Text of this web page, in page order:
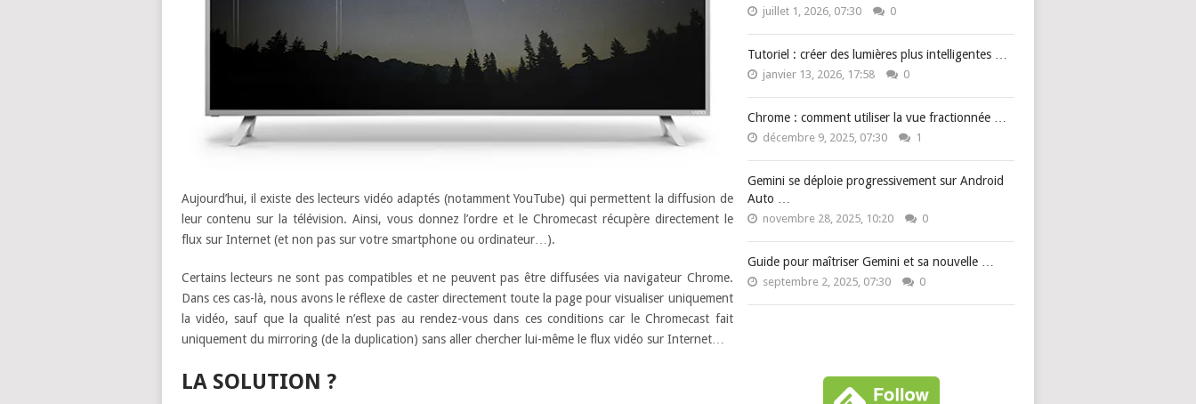
Aujourd’hui, il existe des lecteurs vidéo adaptés (notamment YouTube) qui permettent la diffusion de
leur contenu sur la télévision. Ainsi, vous donnez l’ordre et le Chromecast récupère directement le
flux sur Internet (et non pas sur votre smartphone ou ordinateur…).
Certains lecteurs ne sont pas compatibles et ne peuvent pas être diffusées via navigateur Chrome.
Dans ces cas-là, nous avons le réflexe de caster directement toute la page pour visualiser uniquement
la vidéo, sauf que la qualité n’est pas au rendez-vous dans ces conditions car le Chromecast fait
uniquement du mirroring (de la duplication) sans aller chercher lui-même le flux vidéo sur Internet…
LA SOLUTION ?
juillet 1, 2026, 07:30 0
Tutoriel : créer des lumières plus intelligentes …
janvier 13, 2026, 17:58 0
Chrome : comment utiliser la vue fractionnée …
décembre 9, 2025, 07:30 1
Gemini se déploie progressivement sur Android
Auto …
novembre 28, 2025, 10:20 0
Guide pour maîtriser Gemini et sa nouvelle …
septembre 2, 2025, 07:30 0